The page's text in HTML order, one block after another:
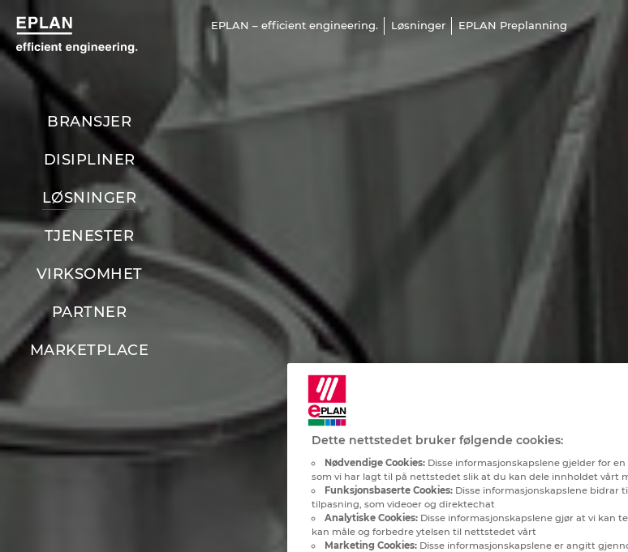
EPLAN – efficient engineering. Løsninger EPLAN Preplanning
BRANSJER
DISIPLINER
LØSNINGER
TJENESTER
VIRKSOMHET
PARTNER
MARKETPLACE
Dette nettstedet bruker følgende cookies:
Nødvendige Cookies: Disse informasjonskapslene gjelder for
som vi har lagt til på nettstedet slik at du kan dele innholdet vårt
Funksjonsbaserte Cookies: Disse informasjonskapslene bidrar
tilpasning, som videoer og direktechat
Analytiske Cookies: Disse informasjonskapslene gjør at vi kan
kan måle og forbedre ytelsen til nettstedet vårt
Marketing Cookies: Disse informasjonskapslene er angitt